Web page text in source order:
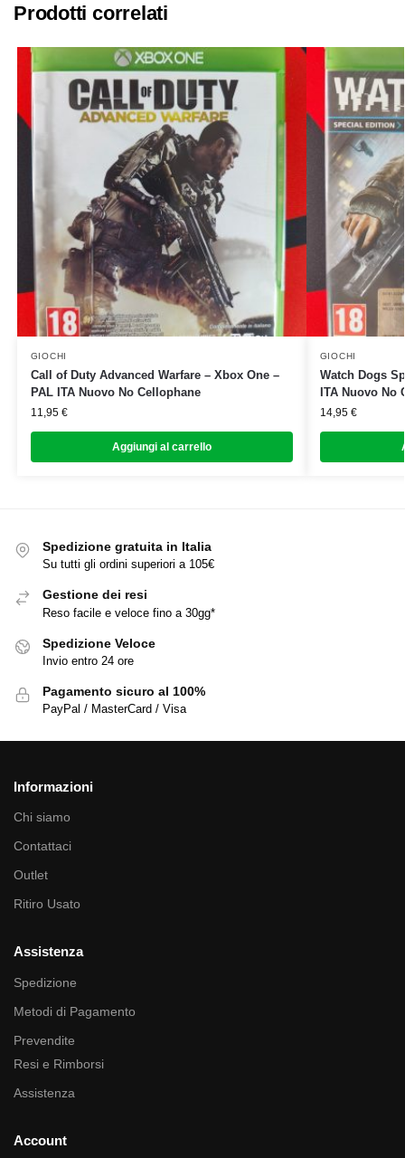
Prodotti correlati
GIOCHI
Call of Duty Advanced Warfare – Xbox One –
PAL ITA Nuovo No Cellophane
11,95 €
Aggiungi al carrello
GIOCHI
Watch Dogs
ITA Nuovo No
14,95 €
Spedizione gratuita in Italia
Su tutti gli ordini superiori a 105€
Gestione dei resi
Reso facile e veloce fino a 30gg*
Spedizione Veloce
Invio entro 24 ore
Pagamento sicuro al 100%
PayPal / MasterCard / Visa
Informazioni
Chi siamo
Contattaci
Outlet
Ritiro Usato
Assistenza
Spedizione
Metodi di Pagamento
Prevendite
Resi e Rimborsi
Assistenza
Account